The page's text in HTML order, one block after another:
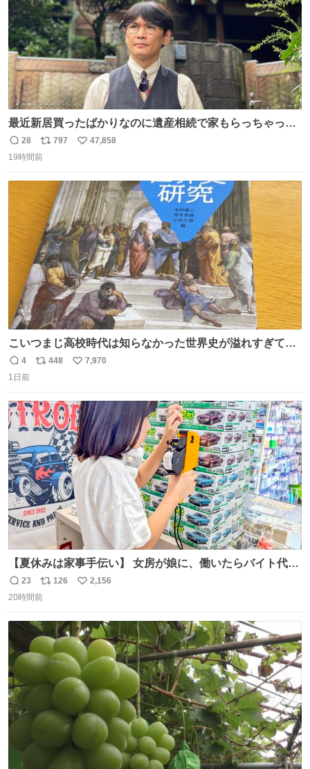
最近新居買ったばかりなのに遺産相続で家もらっちゃった
長男
返
信
28
リ
ポ
数
797
い
数
47,858
19時間前
こいつまじ高校時代は知らなかった世界史が溢れすぎてて
𝑩𝑰𝑮 𝑳𝑶𝑽𝑬＿＿
返
信
4
リ
ト
数
448
い
数
7,970
1日前
【夏休みは家事手伝い】 女房が娘に、働いたらバイト代も
らえば？と言ったら、娘は、いらない、と言って黙々と働
いてくれました。 あとでソフトクリーム買ってやろうと思
返
信
23
リ
ポ
ト
数
126
い
数
2,156
20時間前